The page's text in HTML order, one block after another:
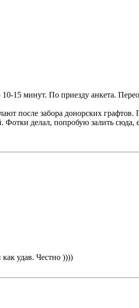
15 минут. По приезду анкета.
после забора донорских
делал, попробую залить сюда,
удав. Честно ))))